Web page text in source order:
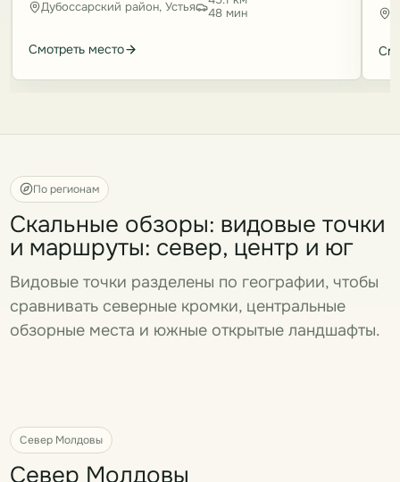
Дубоссарский район, Устья
48 мин
Смотреть место
По регионам
Скальные обзоры: видовые точки
и маршруты: север, центр и юг
Видовые точки разделены по географии, чтобы
сравнивать северные кромки, центральные
обзорные места и южные открытые ландшафты.
Север Молдовы
Север Молдовы